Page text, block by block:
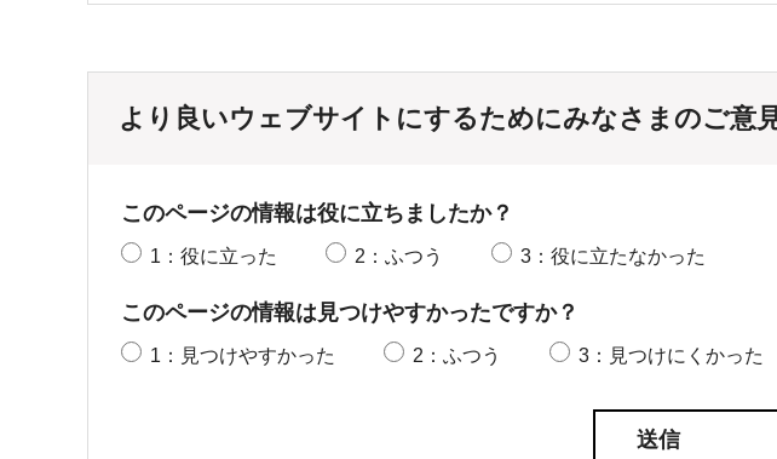
より良いウェブサイトにするためにみなさまのご意
このページの情報は役に立ちましたか？
1：役に立った 2：ふつう 3：役に立たなかった
このページの情報は見つけやすかったですか？
1：見つけやすかった 2：ふつう 3：見つけにくかった